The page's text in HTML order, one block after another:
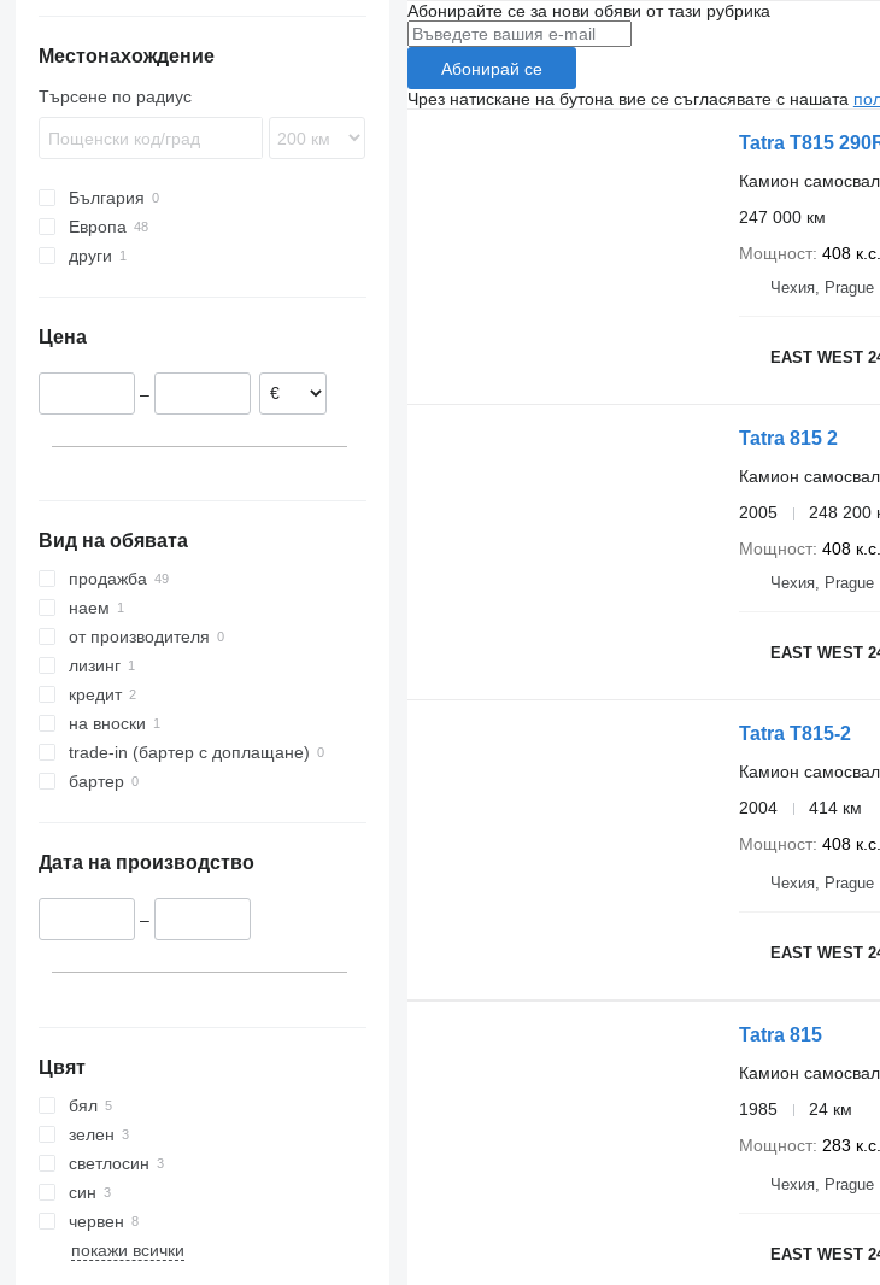
T-series
S-series
VM
Местонахождение
Търсене по радиус
България
Европа
Нидерландия
Унгария
други
Цена
–
Вид на обявата
продажба
наем
от производителя
лизинг
кредит
на вноски
trade-in (бартер с доплащане)
бартер
Дата на производство
–
Цвят
бял
зелен
светлосин
син
червен
покажи всички
Абонирайте се за нови обяви от тази рубрика
Абонирай се
Чрез натискане на бутона вие се съгласявате с нашата
Tatra T815
Камион самосвал
247 000 км
Мощност 408
Чехия, Prague
EAST WEST
Tatra 815 2
Камион самосвал
2005
248 200
Мощност 408
Чехия, Prague
EAST WEST
Tatra T815-2
Камион самосвал
2004
414 км
Мощност 408
Чехия, Prague
EAST WEST
Tatra 815
Камион самосвал
1985
24 км
Мощност 283
Чехия, Prague
EAST WEST